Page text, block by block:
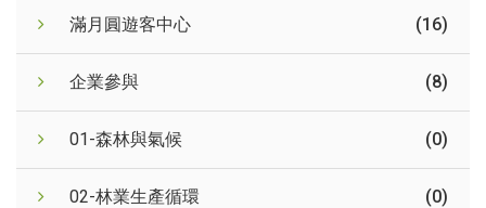
滿月圓遊客中心 (16)
企業參與 (8)
01-森林與氣候 (0)
02-林業生產循環 (0)